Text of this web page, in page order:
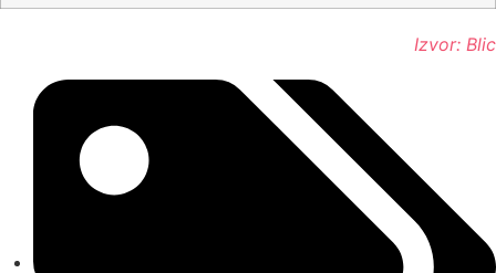
Izvor: Blic